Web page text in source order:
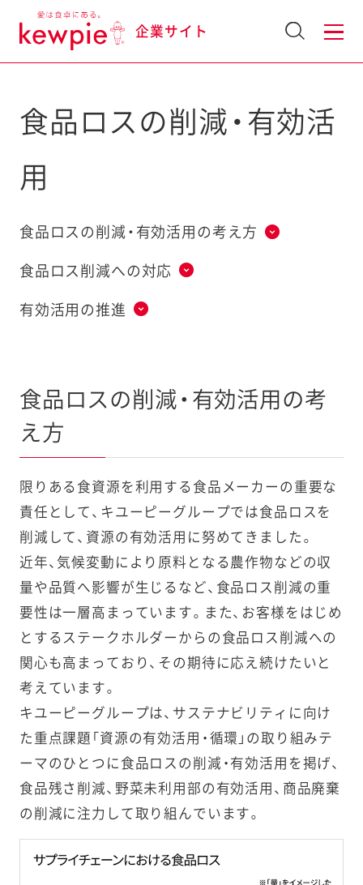
企業サイト
食品ロスの削減・有効活
用
食品ロスの削減・有効活用の考え方
食品ロス削減への対応
有効活用の推進
食品ロスの削減・有効活用の考
え方
限りある食資源を利用する食品メーカーの重要な
責任として、キユーピーグループでは食品ロスを
削減して、資源の有効活用に努めてきました。
近年、気候変動により原料となる農作物などの収
量や品質へ影響が生じるなど、食品ロス削減の重
要性は一層高まっています。また、お客様をはじめ
とするステークホルダーからの食品ロス削減への
関心も高まっており、その期待に応え続けたいと
考えています。
キユーピーグループは、サステナビリティに向け
た重点課題「資源の有効活用・循環」の取り組みテ
ーマのひとつに食品ロスの削減・有効活用を掲げ、
食品残さ削減、野菜未利用部の有効活用、商品廃棄
の削減に注力して取り組んでいます。